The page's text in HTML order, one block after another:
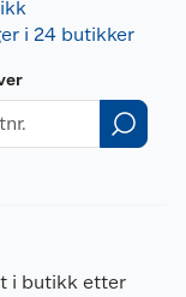
i 24 butikker
i butikk etter